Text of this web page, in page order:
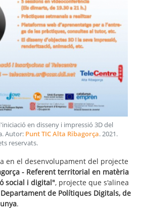
en disseny i impressió 3D del
. Autor: Punt TIC Alta Ribagorça.2021.
reservats.
en el desenvolupament del projecte
- Referent territorial en matèria
social i digital", projecte que s'alinea
Departament de Polítiques Digitals, de
.